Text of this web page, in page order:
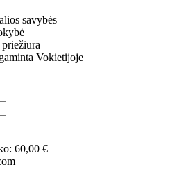
savybės
Vokietijoje
60,00 €